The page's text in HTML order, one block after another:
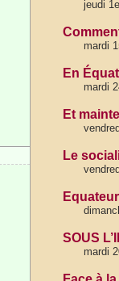
jeudi
mardi
En
mardi
Et
Le
SOUS
mardi